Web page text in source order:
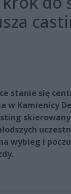
stanie się
w Kamienicy
wybieg i